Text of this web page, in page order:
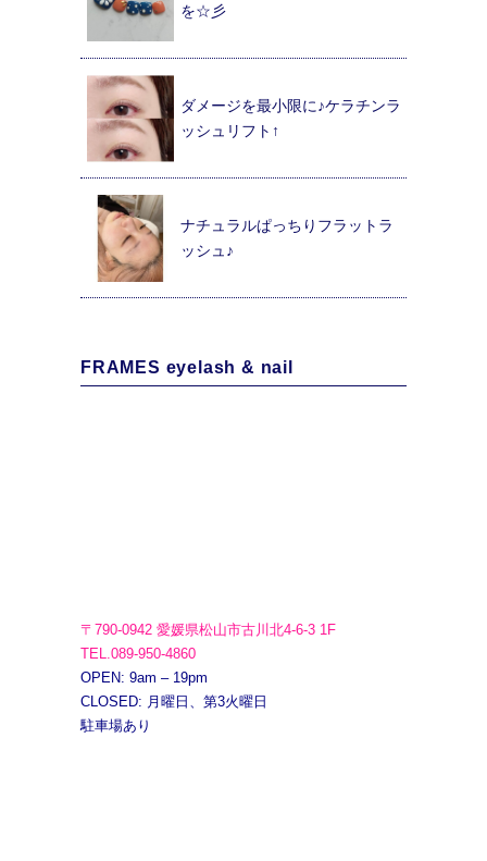
を☆彡
ダメージを最小限に♪ケラチンラ
ッシュリフト↑
ナチュラルぱっちりフラットラ
ッシュ♪
FRAMES eyelash & nail
〒790-0942 愛媛県松山市古川北4-6-3 1F
TEL.089-950-4860
OPEN: 9am – 19pm
CLOSED: 月曜日、第3火曜日
駐車場あり